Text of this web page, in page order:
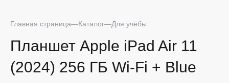
Главная страница Каталог Для учёбы
Планшет Apple iPad Air 11
(2024) 256 ГБ Wi-Fi + Blue